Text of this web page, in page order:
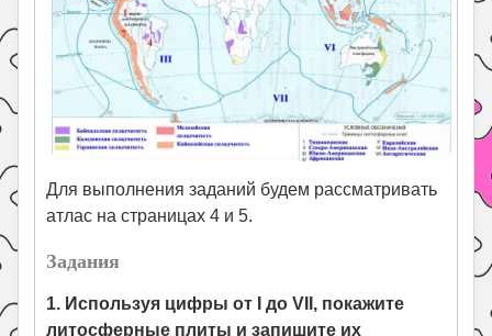
Для выполнения заданий будем рассматривать
атлас на страницах 4 и 5.
Задания
1. Используя цифры от I до VII, покажите
литосферные плиты и запишите их